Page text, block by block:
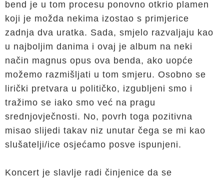
bend je u tom procesu ponovno otkrio plamen
koji je možda nekima izostao s primjerice
zadnja dva uratka. Sada, smjelo razvaljaju kao
u najboljim danima i ovaj je album na neki
način magnus opus ova benda, ako uopće
možemo razmišljati u tom smjeru. Osobno se
lirički pretvara u političko, izgubljeni smo i
tražimo se iako smo već na pragu
srednjovječnosti. No, povrh toga pozitivna
misao slijedi takav niz unutar čega se mi kao
slušatelji/ice osjećamo posve ispunjeni.
Koncert je slavlje radi činjenice da se